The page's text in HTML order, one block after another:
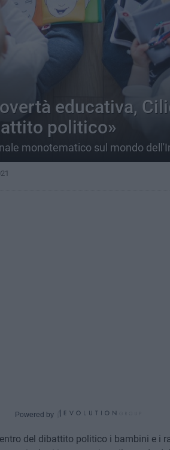
educativa,
politico»
monotematico sul mondo
Powered by
del dibattito politico i bambini e i